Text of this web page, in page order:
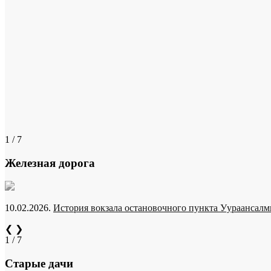
1 / 7
Железная дорога
10.02.2026. История вокзала остановочного пункта
❮ ❯
1 / 7
Старые дачи